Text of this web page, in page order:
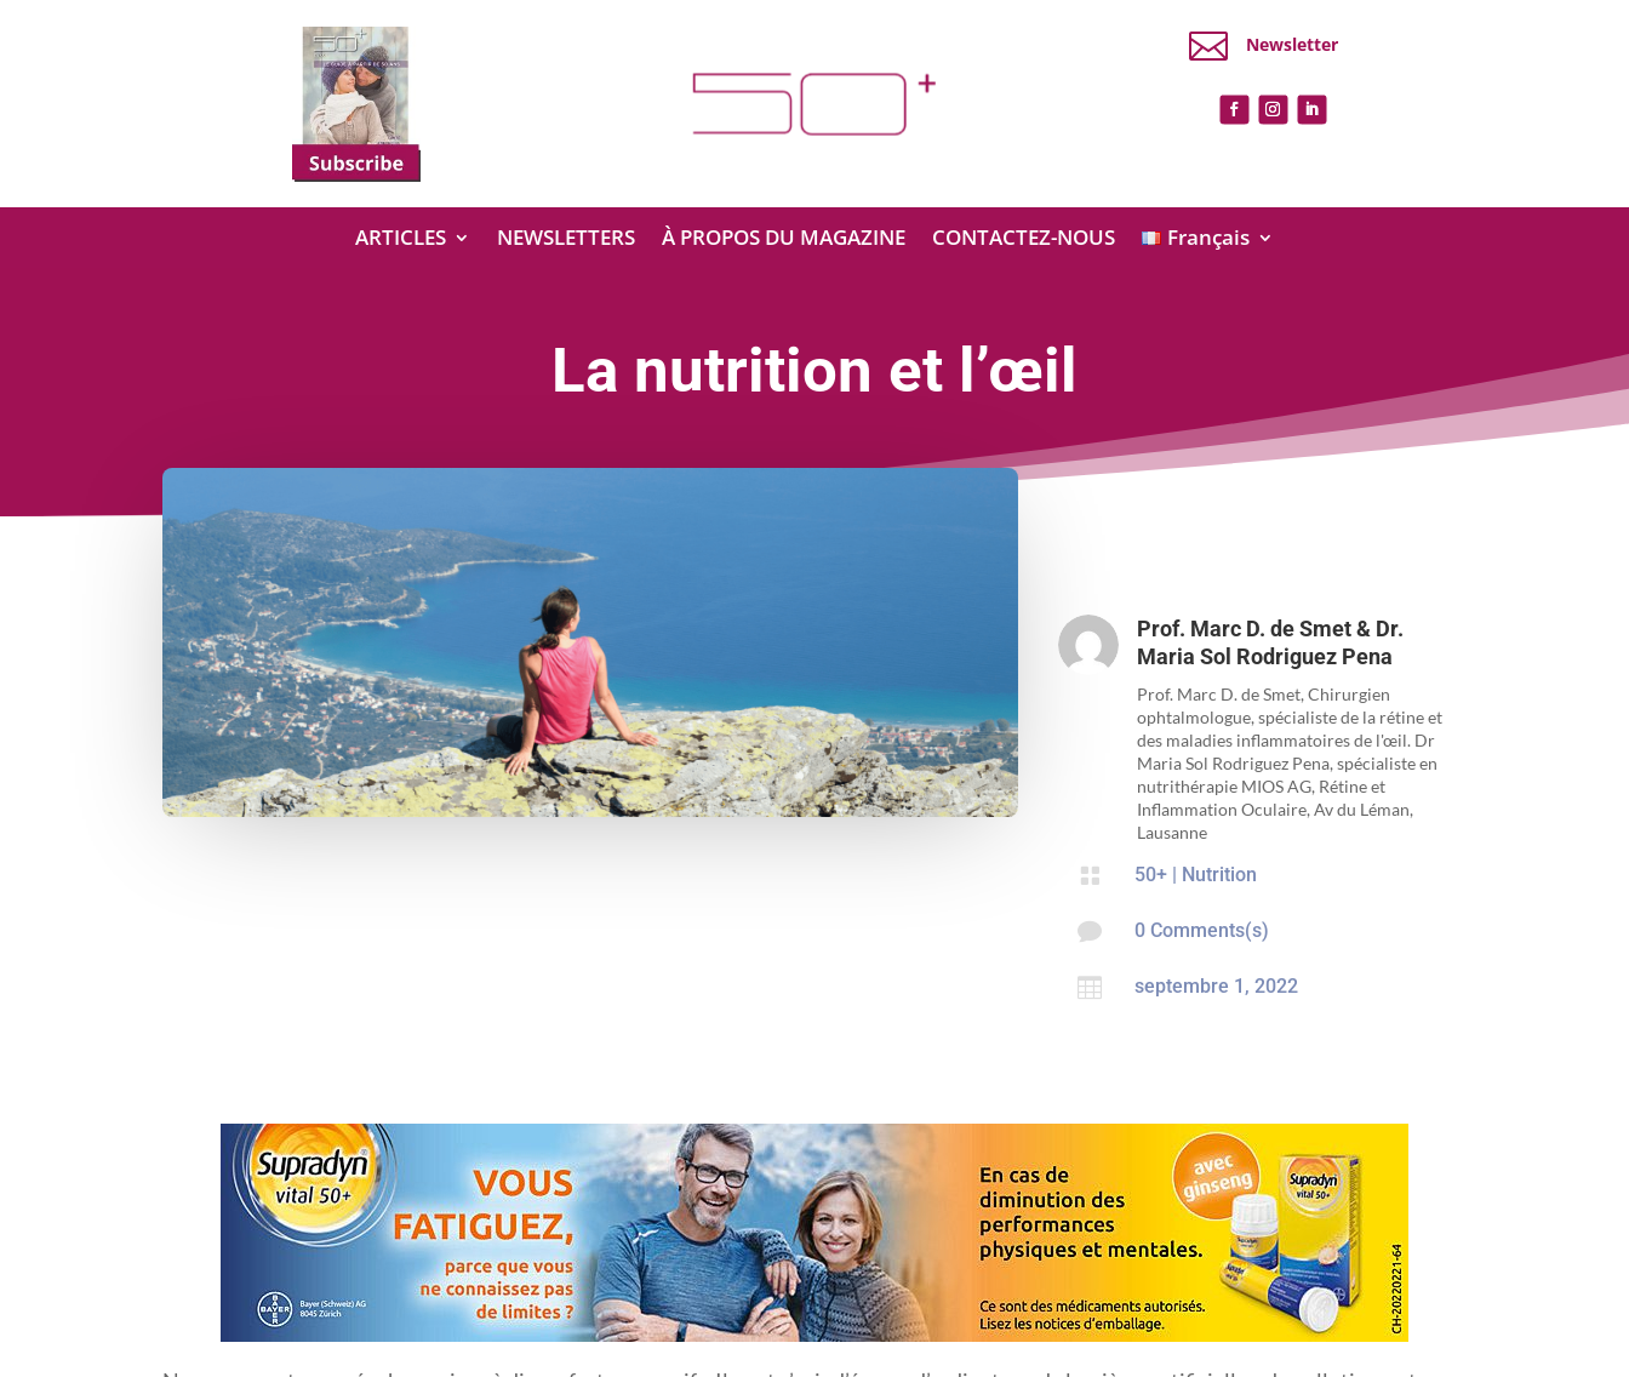
 Newsletter
ARTICLES NEWSLETTERS À PROPOS DU MAGAZINE CONTACTEZ-NOUS Français
La nutrition et l’œil
Prof. Marc D. de Smet & Dr.
Maria Sol Rodriguez Pena
Prof. Marc D. de Smet, Chirurgien
ophtalmologue, spécialiste de la rétine et
des maladies inflammatoires de l'œil. Dr
Maria Sol Rodriguez Pena, spécialiste en
nutrithérapie MIOS AG, Rétine et
Inflammation Oculaire, Av du Léman,
Lausanne
 50+ | Nutrition
 0 Comments(s)
 septembre 1, 2022